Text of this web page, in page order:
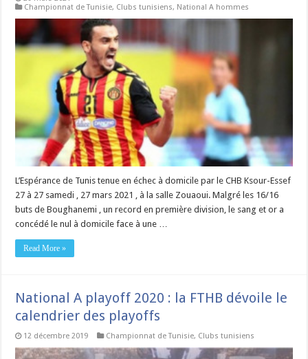
Championnat de Tunisie, Clubs tunisiens, National A hommes
L’Espérance de Tunis tenue en échec à domicile par le CHB Ksour-Essef
27 à 27 samedi , 27 mars 2021 , à la salle Zouaoui. Malgré les 16/16
buts de Boughanemi , un record en première division, le sang et or a
concédé le nul à domicile face à une …
Read More »
National A playoff 2020 : la FTHB dévoile le
calendrier des playoffs
12 décembre 2019 Championnat de Tunisie, Clubs tunisiens